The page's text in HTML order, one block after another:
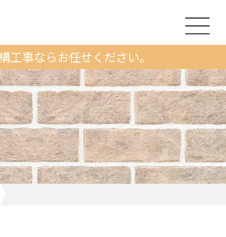
工事ならお任せください。